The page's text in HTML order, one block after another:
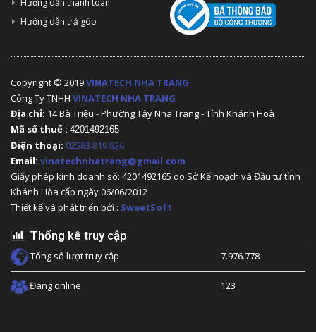
Hướng dẫn thanh toán
Hướng dẫn trả góp
Copyright © 2019VINATECH NHA TRANG
Công Ty TNHH VINATECH NHA TRANG
Địa chỉ: 14 Bà Triệu - Phường Tây Nha Trang - Tỉnh Khánh Hoà
Mã số thuế : 4201492165
Điện thoại: 02583.819.826
Email: vinatechnhatrang@gmail.com
Giấy phép kinh doanh số: 4201492165 do Sở Kế hoạch và Đầu tư tỉnh
Khánh Hòa cấp ngày 06/06/2012
Thiết kế và phát triển bởi : SweetSoft
Thống kê truy cập
Tổng số lượt truy cập 7.976.778
Đang online 123